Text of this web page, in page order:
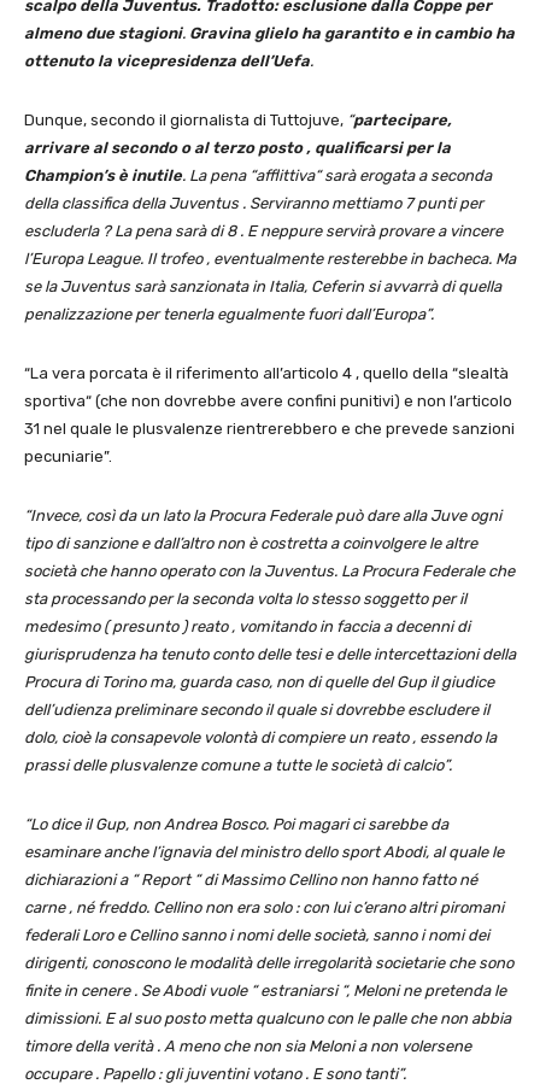
scalpo della Juventus. Tradotto: esclusione dalla Coppe per
almeno due stagioni. Gravina glielo ha garantito e in cambio ha
ottenuto la vicepresidenza dell’Uefa.
Dunque, secondo il giornalista di Tuttojuve, “partecipare,
arrivare al secondo o al terzo posto , qualificarsi per la
Champion’s è inutile. La pena “afflittiva“ sarà erogata a seconda
della classifica della Juventus . Serviranno mettiamo 7 punti per
escluderla ? La pena sarà di 8 . E neppure servirà provare a vincere
l’Europa League. Il trofeo , eventualmente resterebbe in bacheca. Ma
se la Juventus sarà sanzionata in Italia, Ceferin si avvarrà di quella
penalizzazione per tenerla egualmente fuori dall’Europa”.
“La vera porcata è il riferimento all’articolo 4 , quello della “slealtà
sportiva“ (che non dovrebbe avere confini punitivi) e non l’articolo
31 nel quale le plusvalenze rientrerebbero e che prevede sanzioni
pecuniarie”.
“Invece, così da un lato la Procura Federale può dare alla Juve ogni
tipo di sanzione e dall’altro non è costretta a coinvolgere le altre
società che hanno operato con la Juventus. La Procura Federale che
sta processando per la seconda volta lo stesso soggetto per il
medesimo ( presunto ) reato , vomitando in faccia a decenni di
giurisprudenza ha tenuto conto delle tesi e delle intercettazioni della
Procura di Torino ma, guarda caso, non di quelle del Gup il giudice
dell’udienza preliminare secondo il quale si dovrebbe escludere il
dolo, cioè la consapevole volontà di compiere un reato , essendo la
prassi delle plusvalenze comune a tutte le società di calcio”.
“Lo dice il Gup, non Andrea Bosco. Poi magari ci sarebbe da
esaminare anche l’ignavia del ministro dello sport Abodi, al quale le
dichiarazioni a “ Report “ di Massimo Cellino non hanno fatto né
carne , né freddo. Cellino non era solo : con lui c’erano altri piromani
federali Loro e Cellino sanno i nomi delle società, sanno i nomi dei
dirigenti, conoscono le modalità delle irregolarità societarie che sono
finite in cenere . Se Abodi vuole “ estraniarsi “, Meloni ne pretenda le
dimissioni. E al suo posto metta qualcuno con le palle che non abbia
timore della verità . A meno che non sia Meloni a non volersene
occupare . Papello : gli juventini votano . E sono tanti”.